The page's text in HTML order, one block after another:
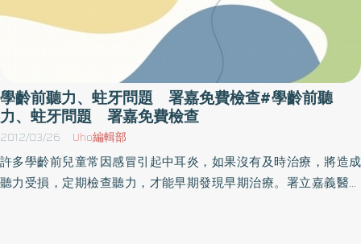
學齡前聽力、蛀牙問題 署嘉免費檢查#學齡前聽
力、蛀牙問題 署嘉免費檢查
2012/03/26 Uho編輯部
許多學齡前兒童常因感冒引起中耳炎，如果沒有及時治療，將造成
聽力受損，定期檢查聽力，才能早期發現早期治療。署立嘉義醫院